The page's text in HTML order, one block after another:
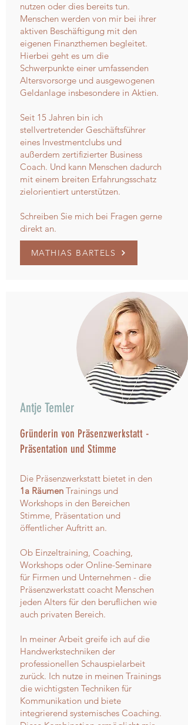
nutzen oder dies bereits tun.
Menschen werden von mir bei ihrer
aktiven Beschäftigung mit den
eigenen Finanzthemen begleitet.
Hierbei geht es um die
Schwerpunkte einer umfassenden
Altersvorsorge und ausgewogenen
Geldanlage insbesondere in Aktien.
Seit 15 Jahren bin ich
stellvertretender Geschäftsführer
eines Investmentclubs und
außerdem zertifizierter Business
Coach. Und kann Menschen dadurch
mit einem breiten Erfahrungsschatz
zielorientiert unterstützen.
Schreiben Sie mich bei Fragen gerne
direkt an.
MATHIAS BARTELS
Antje Temler
Gründerin von Präsenzwerkstatt -
Präsentation und Stimme
​Die Präsenzwerkstatt bietet in den
1a Räumen Trainings und
Workshops in den Bereichen
Stimme, Präsentation und
öffentlicher Auftritt an.
Ob Einzeltraining, Coaching,
Workshops oder Online-Seminare
für Firmen und Unternehmen - die
Präsenzwerkstatt coacht Menschen
jeden Alters für den beruflichen wie
auch privaten Bereich.
In meiner Arbeit greife ich auf die
Handwerkstechniken der
professionellen Schauspielarbeit
zurück. Ich nutze in meinen Trainings
die wichtigsten Techniken für
Kommunikation und biete
integrierend systemisches Coaching.